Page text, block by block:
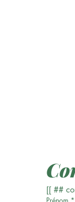
[[ ##